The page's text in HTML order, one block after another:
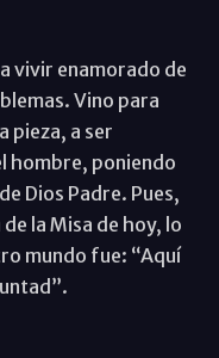
vivir enamorado de
Vino para
pieza, a ser
hombre, poniendo
Dios Padre. Pues,
la Misa de hoy, lo
mundo fue: “Aquí